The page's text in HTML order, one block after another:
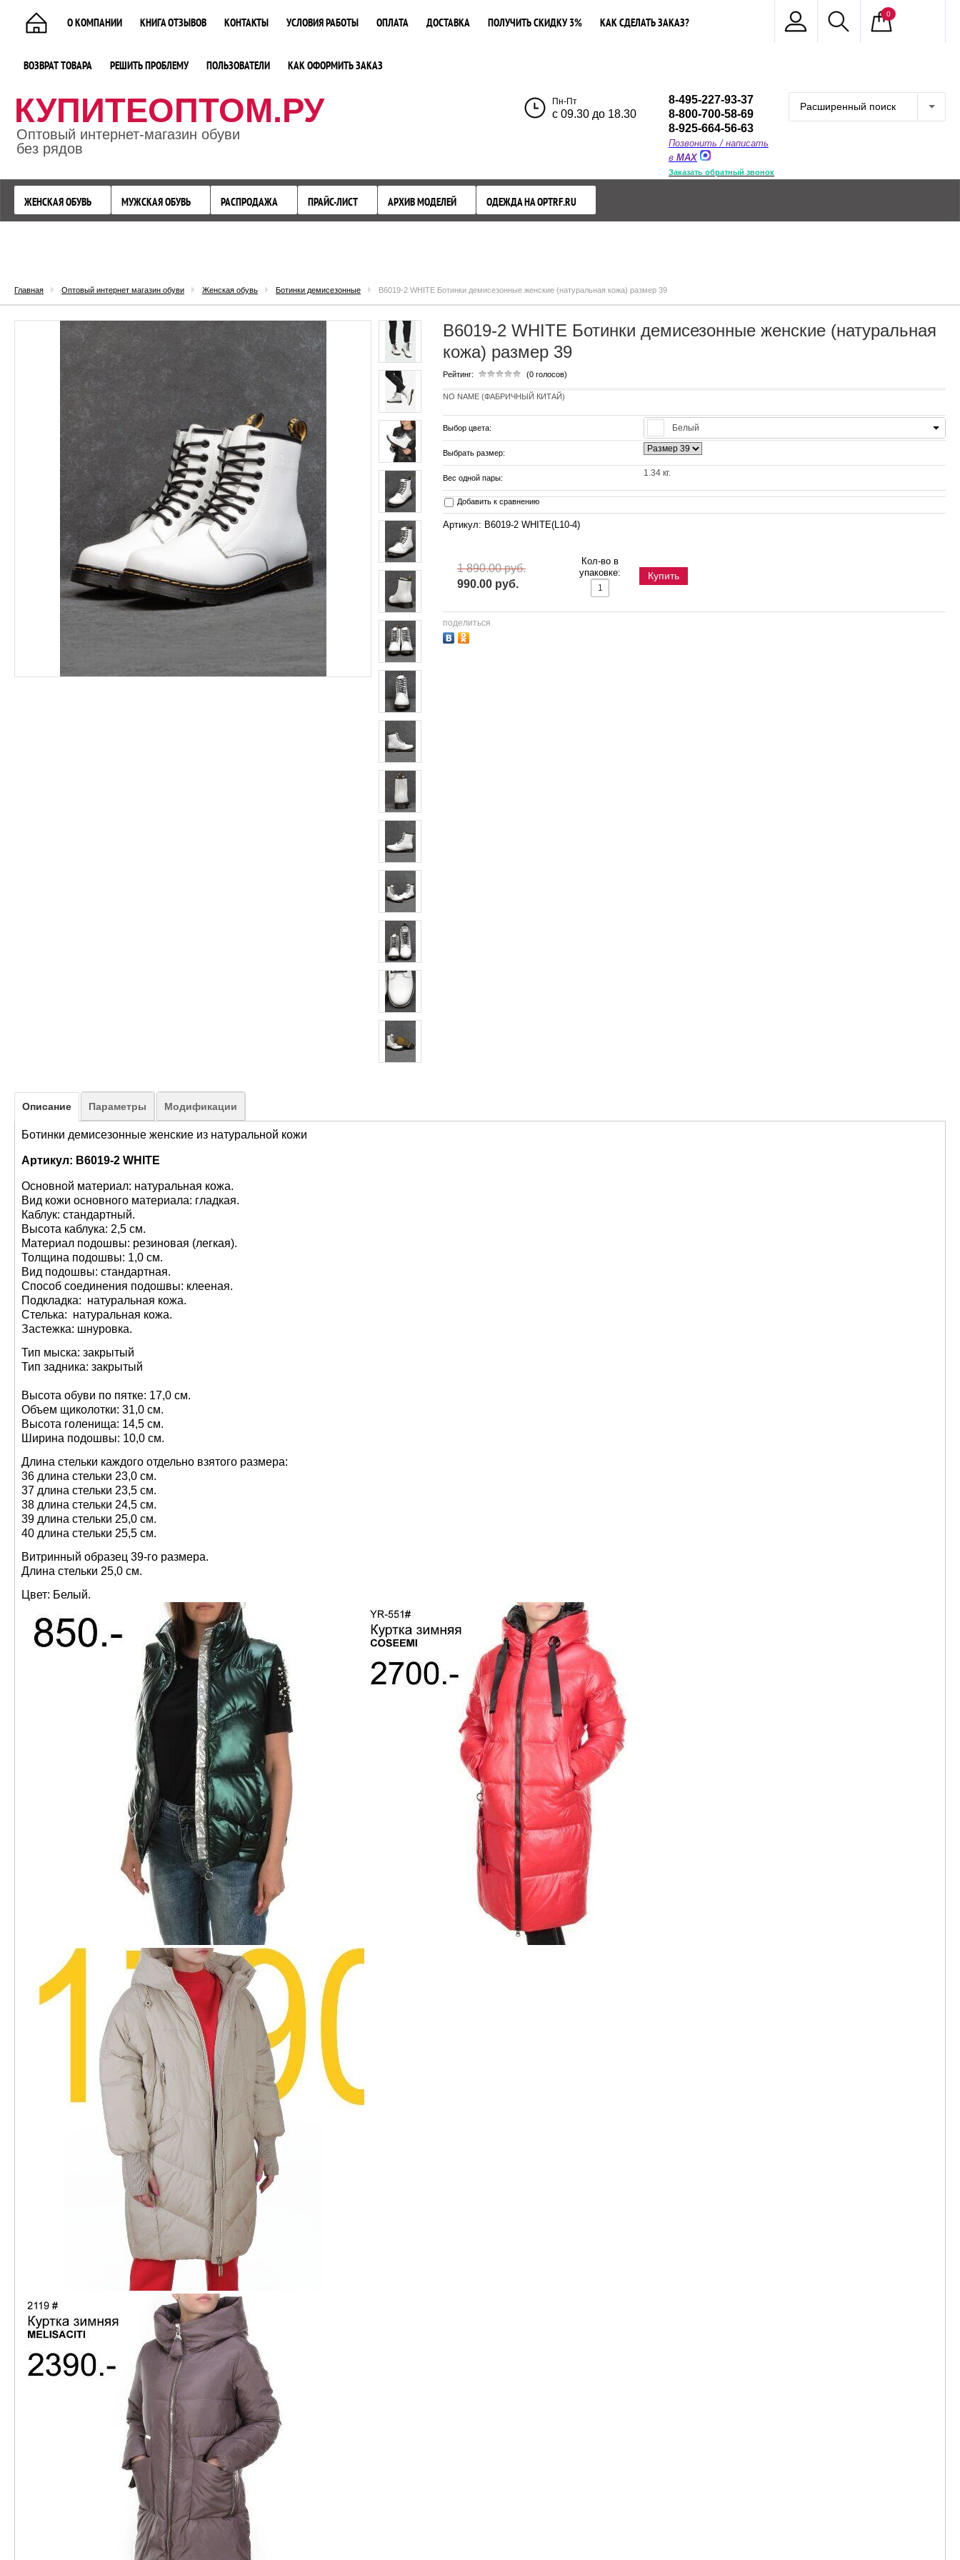
0
О КОМПАНИИ КНИГА ОТЗЫВОВ КОНТАКТЫ УСЛОВИЯ РАБОТЫ ОПЛАТА ДОСТАВКА ПОЛУЧИТЬ СКИДКУ 3% КАК СДЕЛАТЬ ЗАКАЗ?
ВОЗВРАТ ТОВАРА РЕШИТЬ ПРОБЛЕМУ ПОЛЬЗОВАТЕЛИ КАК ОФОРМИТЬ ЗАКАЗ
КУПИТЕОПТОМ.РУ
Оптовый интернет-магазин обуви
без рядов
Расширенный поиск
8-495-227-93-37
8-800-700-58-69
8-925-664-56-63
Позвонить / написать
в MAX
Заказать обратный звонок
Пн-Пт
с 09.30 до 18.30
ЖЕНСКАЯ ОБУВЬ МУЖСКАЯ ОБУВЬ РАСПРОДАЖА ПРАЙС-ЛИСТ АРХИВ МОДЕЛЕЙ ОДЕЖДА НА OPTRF.RU
Главная Оптовый интернет магазин обуви Женская обувь Ботинки демисезонные B6019-2 WHITE Ботинки демисезонные женские (натуральная кожа) размер 39
B6019-2 WHITE Ботинки демисезонные женские (натуральная
кожа) размер 39
Рейтинг: (0 голосов)
NO NAME (ФАБРИЧНЫЙ КИТАЙ)
Выбор цвета: Белый
Выбрать размер:
Вес одной пары: 1.34 кг.
Добавить к сравнению
Артикул: B6019-2 WHITE(L10-4)
1 890.00 руб.
990.00 руб.
Кол-во в
упаковке:
Купить
поделиться
Описание Параметры Модификации
Ботинки демисезонные женские из натуральной кожи
Артикул: B6019-2 WHITE
Основной материал: натуральная кожа.
Вид кожи основного материала: гладкая.
Каблук: стандартный.
Высота каблука: 2,5 см.
Материал подошвы: резиновая (легкая).
Толщина подошвы: 1,0 см.
Вид подошвы: стандартная.
Способ соединения подошвы: клееная.
Подкладка: натуральная кожа.
Стелька: натуральная кожа.
Застежка: шнуровка.
Тип мыска: закрытый
Тип задника: закрытый
Высота обуви по пятке: 17,0 см.
Объем щиколотки: 31,0 см.
Высота голенища: 14,5 см.
Ширина подошвы: 10,0 см.
Длина стельки каждого отдельно взятого размера:
36 длина стельки 23,0 см.
37 длина стельки 23,5 см.
38 длина стельки 24,5 см.
39 длина стельки 25,0 см.
40 длина стельки 25,5 см.
Витринный образец 39-го размера.
Длина стельки 25,0 см.
Цвет: Белый.